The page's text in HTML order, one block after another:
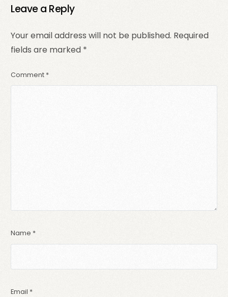
Leave a Reply
Your email address will not be published. Required
fields are marked *
Comment *
Name *
Email *